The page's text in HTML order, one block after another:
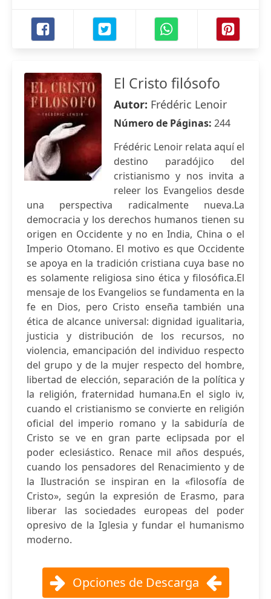
El Cristo filósofo
Autor: Frédéric Lenoir
Número de Páginas: 244
Frédéric Lenoir relata aquí el
destino paradójico del
cristianismo y nos invita a
releer los Evangelios desde
una perspectiva radicalmente nueva.La
democracia y los derechos humanos tienen su
origen en Occidente y no en India, China o el
Imperio Otomano. El motivo es que Occidente
se apoya en la tradición cristiana cuya base no
es solamente religiosa sino ética y filosófica.El
mensaje de los Evangelios se fundamenta en la
fe en Dios, pero Cristo enseña también una
ética de alcance universal: dignidad igualitaria,
justicia y distribución de los recursos, no
violencia, emancipación del individuo respecto
del grupo y de la mujer respecto del hombre,
libertad de elección, separación de la política y
la religión, fraternidad humana.En el siglo iv,
cuando el cristianismo se convierte en religión
oficial del imperio romano y la sabiduría de
Cristo se ve en gran parte eclipsada por el
poder eclesiástico. Renace mil años después,
cuando los pensadores del Renacimiento y de
la Ilustración se inspiran en la «filosofía de
Cristo», según la expresión de Erasmo, para
liberar las sociedades europeas del poder
opresivo de la Iglesia y fundar el humanismo
moderno.
Opciones de Descarga